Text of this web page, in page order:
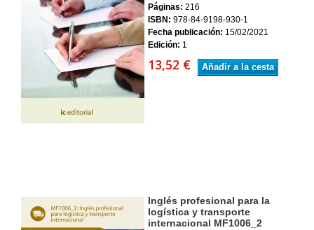
Páginas: 216
ISBN: 978-84-9198-930-1
Fecha publicación: 15/02/2021
Edición: 1
13,52 € Añadir a la cesta
Inglés profesional para la
logística y transporte
internacional MF1006_2